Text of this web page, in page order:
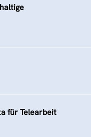
für Telearbeit